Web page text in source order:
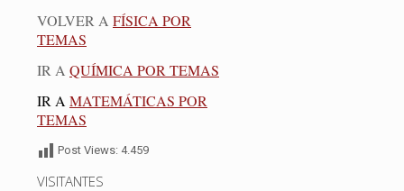
VOLVER A FÍSICA POR
TEMAS
IR A QUÍMICA POR TEMAS
IR A MATEMÁTICAS POR
TEMAS
Post Views: 4.459
VISITANTES